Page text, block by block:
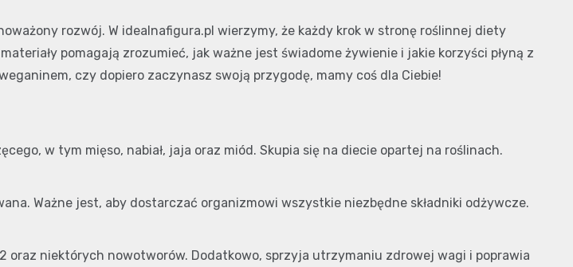
rozwój. W idealnafigura.pl wierzymy, że każdy krok w stronę roślinnej diety
pomagają zrozumieć, jak ważne jest świadome żywienie i jakie korzyści płyną z
czy dopiero zaczynasz swoją przygodę, mamy coś dla Ciebie!
w tym mięso, nabiał, jaja oraz miód. Skupia się na diecie opartej na roślinach.
Ważne jest, aby dostarczać organizmowi wszystkie niezbędne składniki odżywcze.
oraz niektórych nowotworów. Dodatkowo, sprzyja utrzymaniu zdrowej wagi i poprawia